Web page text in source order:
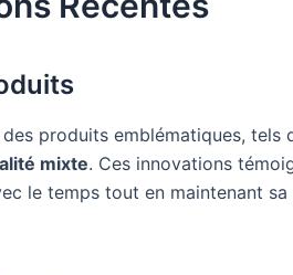
produits emblématiques, tels
mixte. Ces innovations
le temps tout en maintenant